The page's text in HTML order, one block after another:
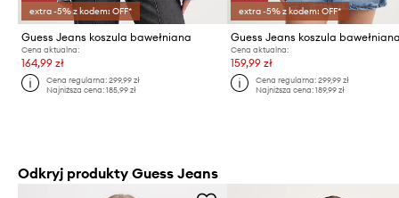
extra -5% z kodem: OFF*
Guess Jeans koszula bawełniana
Cena aktualna:
164,99 zł
Cena regularna:299,99 zł
Najniższa cena:185,99 zł
extra -5% z kodem: OFF*
Guess Jeans koszula
Cena aktualna:
159,99 zł
Cena regularna: 299,99 zł
Najniższa cena: 189,99 zł
Odkryj produkty Guess Jeans